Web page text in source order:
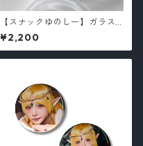
【スナックゆのしー】ガラス
灰皿 /yunocy
¥2,200